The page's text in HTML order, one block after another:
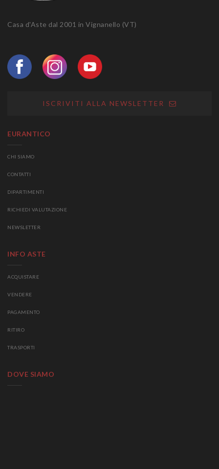
Casa d'Aste dal 2001 in Vignanello (VT)
ISCRIVITI ALLA NEWSLETTER
EURANTICO
CHI SIAMO
CONTATTI
DIPARTIMENTI
RICHIEDI VALUTAZIONE
NEWSLETTER
INFO ASTE
ACQUISTARE
VENDERE
PAGAMENTO
RITIRO
TRASPORTI
DOVE SIAMO